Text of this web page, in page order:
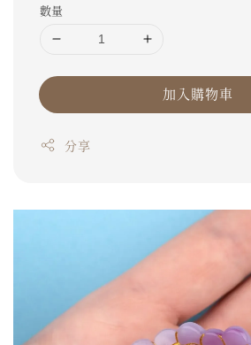
數量
加入購物車
分享